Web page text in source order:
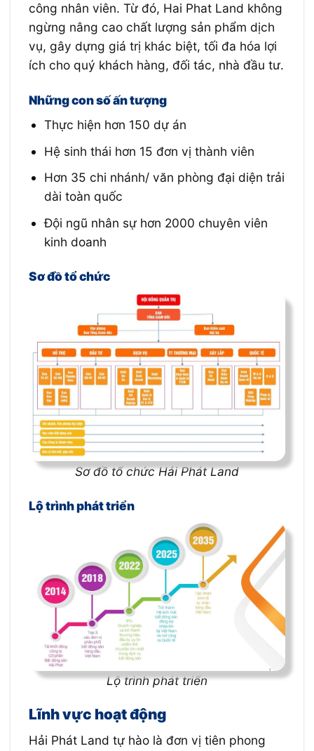
công nhân viên. Từ đó, Hai Phat Land không
ngừng nâng cao chất lượng sản phẩm dịch
vụ, gây dựng giá trị khác biệt, tối đa hóa lợi
ích cho quý khách hàng, đối tác, nhà đầu tư.
Những con số ấn tượng
Thực hiện hơn 150 dự án
Hệ sinh thái hơn 15 đơn vị thành viên
Hơn 35 chi nhánh/ văn phòng đại diện trải
dài toàn quốc
Đội ngũ nhân sự hơn 2000 chuyên viên
kinh doanh
Sơ đồ tổ chức
Sơ đồ tổ chức Hải Phát Land
Lộ trình phát triển
Lộ trình phát triển
Lĩnh vực hoạt động
Hải Phát Land tự hào là đơn vị tiên phong